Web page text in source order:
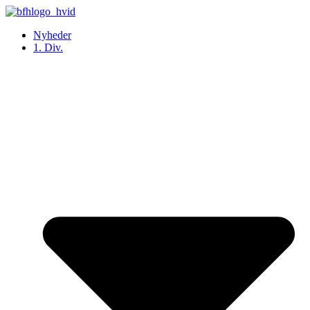
Videre
indholdNyheder
1. Div.